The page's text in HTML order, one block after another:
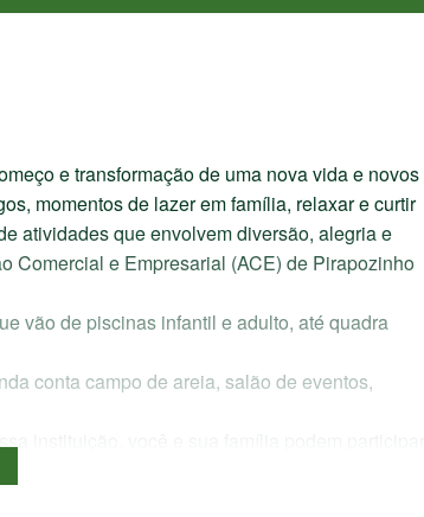
e transformação de uma nova vida e novos
momentos de lazer em família, relaxar e curtir
atividades que envolvem diversão, alegria e
Comercial e Empresarial (ACE) de Pirapozinho
vão de piscinas infantil e adulto, até quadra
conta campo de areia, salão de eventos,
instituição, você e sua família podem participar
do ano e também se divertir o ano todo”,